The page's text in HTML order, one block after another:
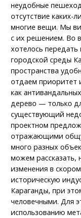
неудобные
отсутствие каких-
многие вещи. Мы
с их решением. Во
хотелось
городской среды
пространства
отдаем приоритет
как
дерево — только
существующий
проектном
отражающими
много разных
можем рассказать,
изменения в
историческую
Караганды, при
человечными. Для
использованию